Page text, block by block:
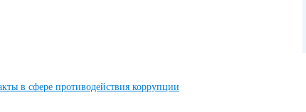
в сфере противодействия коррупции